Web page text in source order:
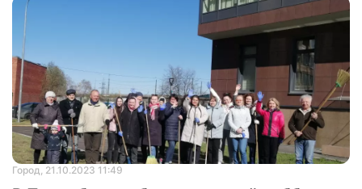
Город, 21.10.2023 11:49